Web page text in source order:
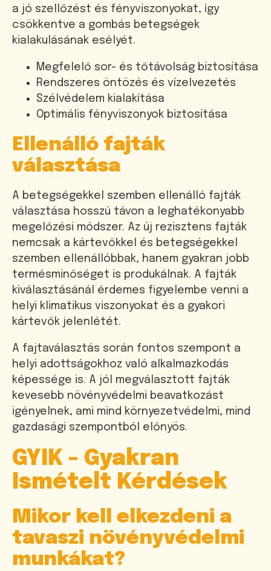
a jó szellőzést és fényviszonyokat, így
csökkentve a gombás betegségek
kialakulásának esélyét.
Megfelelő sor- és tőtávolság biztosítása
Rendszeres öntözés és vízelvezetés
Szélvédelem kialakítása
Optimális fényviszonyok biztosítása
Ellenálló fajták
választása
A betegségekkel szemben ellenálló fajták
választása hosszú távon a leghatékonyabb
megelőzési módszer. Az új rezisztens fajták
nemcsak a kártevőkkel és betegségekkel
szemben ellenállóbbak, hanem gyakran jobb
termésminőséget is produkálnak. A fajták
kiválasztásánál érdemes figyelembe venni a
helyi klimatikus viszonyokat és a gyakori
kártevők jelenlétét.
A fajtaválasztás során fontos szempont a
helyi adottságokhoz való alkalmazkodás
képessége is. A jól megválasztott fajták
kevesebb növényvédelmi beavatkozást
igényelnek, ami mind környezetvédelmi, mind
gazdasági szempontból előnyös.
GYIK - Gyakran
Ismételt Kérdések
Mikor kell elkezdeni a
tavaszi növényvédelmi
munkákat?